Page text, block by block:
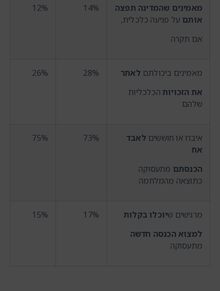
מאמינים שהמדינה תפצה
אותם על פגיעה כלכלית,
אם תקרה
14%
12%
מאמינים ביכולתם לאתר
את הזכויות הכלכליות
שלהם
28%
26%
איבדו או חוששים לאבד
את
הכנסתם מתעסוקה
כתוצאה מהמלחמה
73%
75%
מרגישים שיוכלו בקלות
למצוא הכנסה חדשה
מתעסוקה
17%
15%